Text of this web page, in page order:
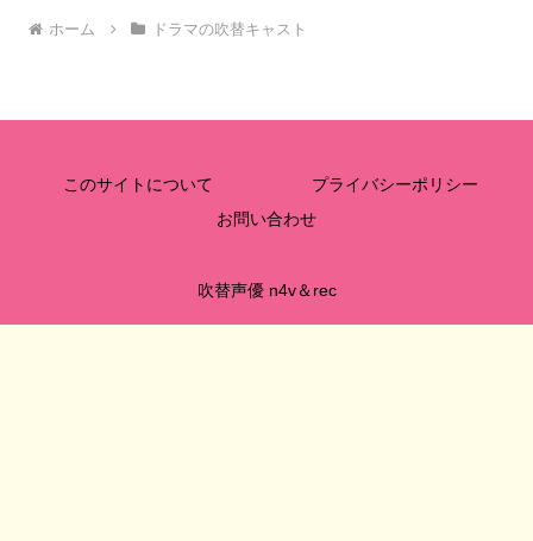
ホーム ドラマの吹替キャスト
このサイトについて
プライバシーポリシー
お問い合わせ
吹替声優 n4v＆rec